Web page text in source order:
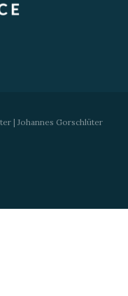
| Johannes Gorschlüter